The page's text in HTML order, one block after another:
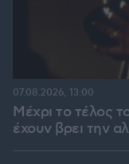
Μέχρι το τέλος
έχουν βρει την
07.08.2026, 13:00